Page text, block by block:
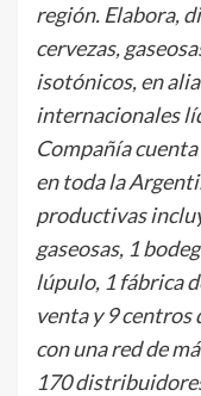
región. Elabora,
cervezas,
isotónicos, en
internacionales
Compañía
en toda la
productivas
gaseosas, 1
lúpulo, 1 fábrica
venta y 9
con una red de
170